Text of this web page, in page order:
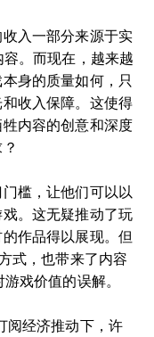
入一部分来源于实
。而现在，越来越
身的质量如何，只
收入保障。这使得
内容的创意和深度
槛，让他们可以以
。这无疑推动了玩
作品得以展现。但
式，也带来了内容
戏价值的误解。
阅经济推动下，许